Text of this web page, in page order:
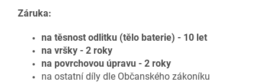
Záruka:
na těsnost odlitku (tělo baterie) - 10 let
na vršky - 2 roky
na povrchovou úpravu - 2 roky
na ostatní díly dle Občanského zákoníku